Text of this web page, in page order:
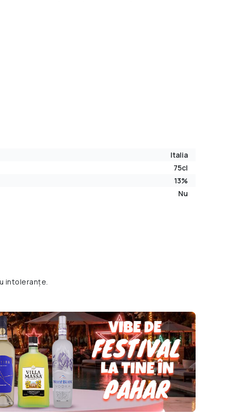
Italia
75cl
13%
Nu
intoleranțe.